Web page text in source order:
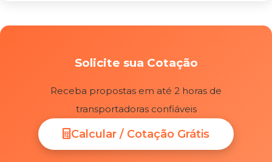
Solicite sua Cotação
Receba propostas em até 2 horas de
transportadoras confiáveis
Calcular / Cotação Grátis